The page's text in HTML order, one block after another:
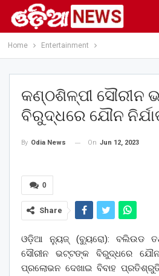
Home Entertainment
କଣ୍ଠଶିଳ୍ପୀ ସୌରୀନ
ବିରୁଦ୍ଧରେ ଯୌନ
By Odia News On Jun 12, 2023
0
Share
ଓଡ଼ିଆ ନ୍ୟୁଜ୍ (ବ୍ୟୁରୋ): ବଲିଉଡ
ସୌରୀନ ଭଟ୍ଟଙ୍କ ବିରୁଦ୍ଧରେ ଯୌନ
ପ୍ରଲୋଭନ ଦେଖାଇ ବିବାହ ପ୍ରତିଶ୍ରୁତି,